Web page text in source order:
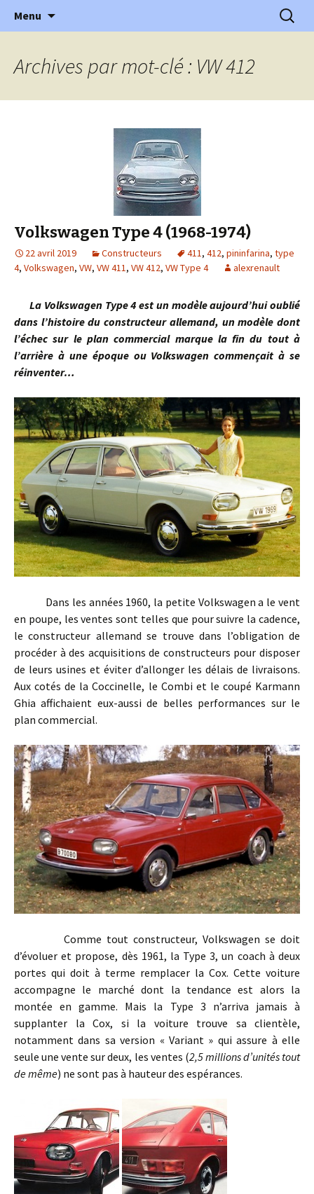
l'Automobile Ancienne
l'automobile ancienne : articles, historiques
…
Menu
Archives par mot-clé : VW 412
Volkswagen Type 4 (1968-1974)
22 avril 2019 Constructeurs 411, 412, pininfarina, type
4, Volkswagen, VW, VW 411, VW 412, VW Type 4 alexrenault
La Volkswagen Type 4 est un modèle aujourd’hui oublié
dans l’histoire du constructeur allemand, un modèle dont
l’échec sur le plan commercial marque la fin du tout à
l’arrière à une époque ou Volkswagen commençait à se
réinventer…
Dans les années 1960, la petite Volkswagen a le vent
en poupe, les ventes sont telles que pour suivre la cadence,
le constructeur allemand se trouve dans l’obligation de
procéder à des acquisitions de constructeurs pour disposer
de leurs usines et éviter d’allonger les délais de livraisons.
Aux cotés de la Coccinelle, le Combi et le coupé Karmann
Ghia affichaient eux-aussi de belles performances sur le
plan commercial.
Comme tout constructeur, Volkswagen se doit
d’évoluer et propose, dès 1961, la Type 3, un coach à deux
portes qui doit à terme remplacer la Cox. Cette voiture
accompagne le marché dont la tendance est alors la
montée en gamme. Mais la Type 3 n’arriva jamais à
supplanter la Cox, si la voiture trouve sa clientèle,
notamment dans sa version « Variant » qui assure à elle
seule une vente sur deux, les ventes (2,5 millions d’unités tout
de même) ne sont pas à hauteur des espérances.